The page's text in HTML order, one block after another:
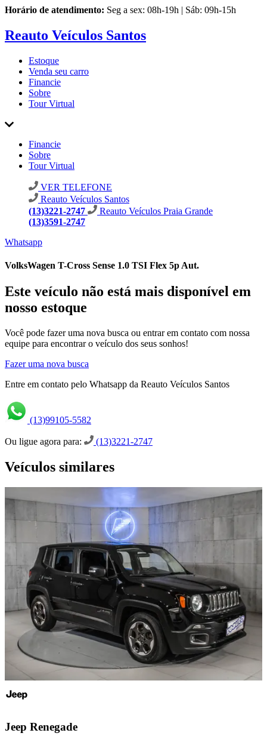
Horário de atendimento: Seg a sex: 08h-19h | Sáb: 09h-15h
Reauto Veículos Santos
Estoque
Venda seu carro
Financie
Sobre
Tour Virtual
Financie
Sobre
Tour Virtual
VER TELEFONE
Reauto Veículos Santos
(13)3221-2747
Reauto Veículos Praia Grande
(13)3591-2747
Whatsapp
VolksWagen T-Cross Sense 1.0 TSI Flex 5p Aut.
Este veículo não está mais disponível em
nosso estoque
Você pode fazer uma nova busca ou entrar em contato com nossa
equipe para encontrar o veículo dos seus sonhos!
Fazer uma nova busca
Entre em contato pelo Whatsapp da Reauto Veículos Santos
(13)99105-5582
Ou ligue agora para: (13)3221-2747
Veículos similares
Jeep Renegade